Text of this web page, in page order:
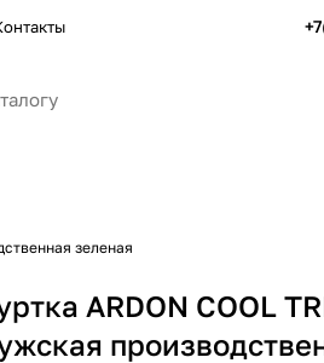
зеленая
ARDON COOL